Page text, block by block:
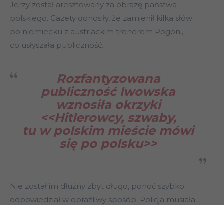
Jerzy został aresztowany za obrazę państwa
polskiego. Gazety donosiły, że zamienił kilka słów
po niemiecku z austriackim trenerem Pogoni,
co usłyszała publiczność.
Rozfantyzowana
publiczność lwowska
wznosiła okrzyki
<<Hitlerowcy, szwaby,
tu w polskim mieście mówi
się po polsku>>
Nie został im dłużny zbyt długo, ponoć szybko
odpowiedział w obraźliwy sposób. Policja musiała